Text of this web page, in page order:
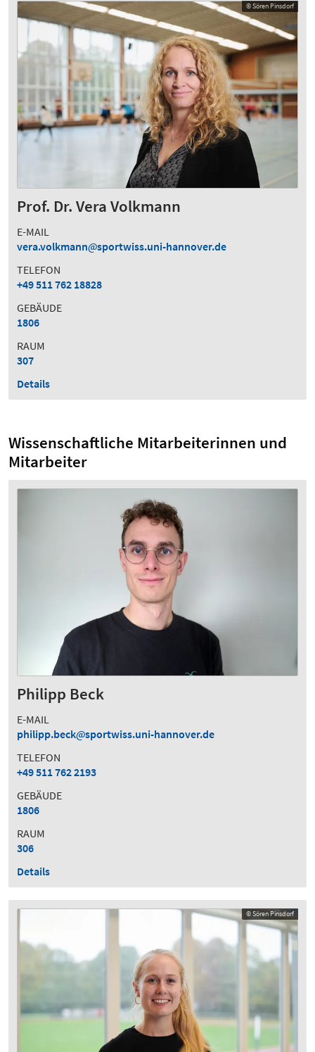
Prof. Dr. Vera Volkmann
E-MAIL
vera.volkmann
sportwiss.uni-hannover.de
TELEFON
+49 511 762 18828
GEBÄUDE
1806
RAUM
307
Details
© Sören Pinsdorf
Wissenschaftliche Mitarbeiterinnen und
Mitarbeiter
Philipp Beck
E-MAIL
philipp.beck
sportwiss.uni-hannover.de
TELEFON
+49 511 762 2193
GEBÄUDE
1806
RAUM
306
Details
© Sören Pinsdorf